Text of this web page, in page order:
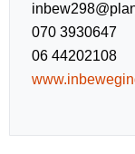
070 3930647
06 44202108